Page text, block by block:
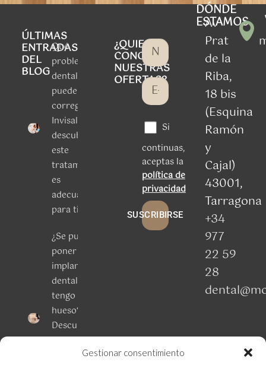
Gestionar consentimiento
ÚLTIMAS
ENTRADAS
DEL
BLOG
Qué
problemas
dentales
puede
corregir
Invisalign:
descubre si
este
tratamiento
es
adecuado
para ti
¿Se puede
poner un
implante
dental si
tengo poco
hueso?
Descubre
las
opciones
¿QUIERES
CONOCER
NUESTRAS
OFERTAS?
Si
continuas,
aceptas la
política de
privacidad
SUSCRIBIRSE
DÓNDE
ESTAMOS
Av
Prat
de la
Riba,
18 bis
(Esquina
Ramón
y
Cajal)
43001,
Tarragona
+34
977
22 59
28